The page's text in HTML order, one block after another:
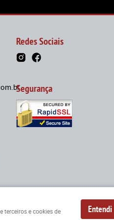
Redes Sociais
Segurança
terceiros e cookies de
Entendi